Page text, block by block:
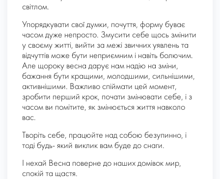
світлом.
Упорядкувати свої думки, почуття, форму буває
часом дуже непросто. Змусити себе щось змінити
у своєму житті, вийти за межі звичних уявлень та
відчуттів може бути неприємним і навіть болючим.
Але щороку весна дарує нам надію на зміни,
бажання бути кращими, молодшими, сильнішими,
активнішими. Важливо спіймати цей момент,
зробити перший крок, почати змінювати себе, і з
часом ви помітите, як змінюється життя навколо
вас.
Творіть себе, працюйте над собою безупинно, і
тоді будь- який виклик вам буде до снаги.
І нехай Весна поверне до наших домівок мир,
спокій та щастя.